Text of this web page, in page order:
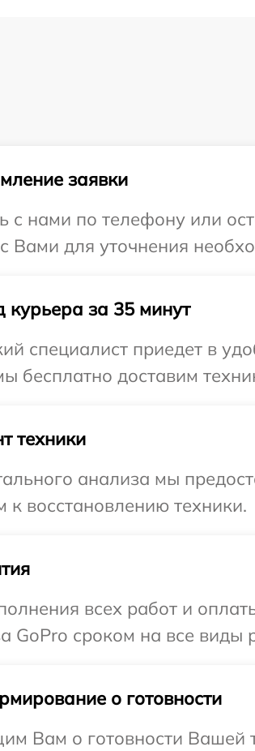
заявки
с нами по телефону или
Вами для уточнения
курьера за 35 минут
специалист приедет в
бесплатно доставим
техники
анализа мы
к восстановлению техники.
всех работ и
GoPro сроком на все виды
о готовности
Вам о готовности Вашей